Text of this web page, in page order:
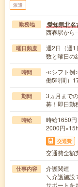
派遣
勤務地 愛知県北名
西春駅から
曜日頻度
週2日（週1
数と曜日の
時間
≪シフト例
働5時間）
期間
3ヵ月まで
募！即日勤
時給
時給1650
2000円×15h
交通費
交通費全額
仕事内容
介護関連
＼介護施設
サポート